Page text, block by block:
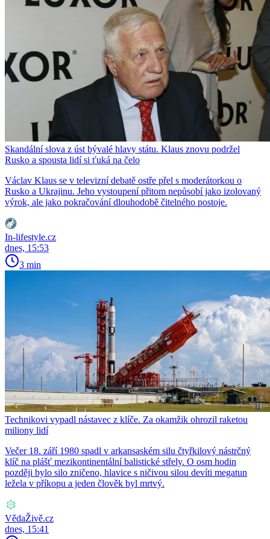
Skandální slova z úst bývalé hlavy státu. Klaus znovu podržel
Rusko a spousta lidí si ťuká na čelo
Václav Klaus se v televizní debatě ostře přel s moderátorkou o
Rusko a Ukrajinu. Jeho vystoupení přitom nepůsobí jako izolovaný
výrok, ale jako pokračování dlouhodobě čitelného postoje.
In-lifestyle.cz
dnes, 15:53
3 min
Technikovi vypadl nástavec z klíče. Za okamžik ohrozil raketou
miliony lidí
Večer 18. září 1980 spadl v arkansaském silu čtyřkilový nástrčný
klíč na plášť mezikontinentální balistické střely. O osm hodin
později bylo silo zničeno, hlavice s ničivou silou devíti megatun
ležela v příkopu a jeden člověk byl mrtvý.
VědaŽivě.cz
dnes, 15:41